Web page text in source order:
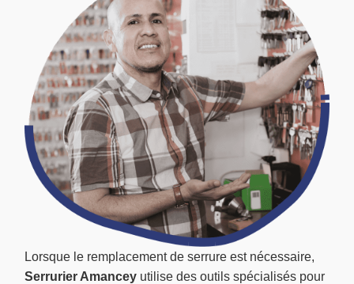
Lorsque le remplacement de serrure est nécessaire,
Serrurier Amancey utilise des outils spécialisés pour